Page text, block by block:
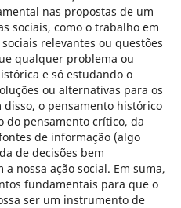
nas propostas de um
sociais, como o trabalho em
relevantes ou questões
qualquer problema ou
e só estudando o
ou alternativas para os
o pensamento histórico
do pensamento crítico, da
de informação (algo
de decisões bem
nossa ação social. Em suma,
fundamentais para que o
ser um instrumento de